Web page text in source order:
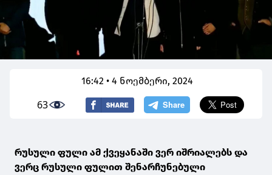
16:42 • 4 ნოემბერი, 2024
63
რუსული ფული ამ ქვეყანაში ვერ იშრიალებს და
ვერც რუსული ფულით შენარჩუნებული